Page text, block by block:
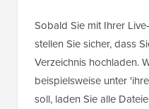
Sobald Sie mit Ihrer
stellen Sie sicher, dass
Verzeichnis hochladen.
beispielsweise unter
soll, laden Sie alle